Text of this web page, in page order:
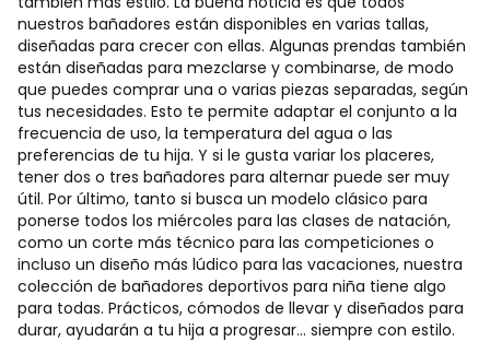
nuestros bañadores están disponibles en varias tallas,
diseñadas para crecer con ellas. Algunas prendas también
están diseñadas para mezclarse y combinarse, de modo
que puedes comprar una o varias piezas separadas, según
tus necesidades. Esto te permite adaptar el conjunto a la
frecuencia de uso, la temperatura del agua o las
preferencias de tu hija. Y si le gusta variar los placeres,
tener dos o tres bañadores para alternar puede ser muy
útil. Por último, tanto si busca un modelo clásico para
ponerse todos los miércoles para las clases de natación,
como un corte más técnico para las competiciones o
incluso un diseño más lúdico para las vacaciones, nuestra
colección de bañadores deportivos para niña tiene algo
para todas. Prácticos, cómodos de llevar y diseñados para
durar, ayudarán a tu hija a progresar... siempre con estilo.